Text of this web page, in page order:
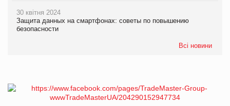
30 квітня 2024
Защита данных на смартфонах: советы по повышению
безопасности
Всі новини